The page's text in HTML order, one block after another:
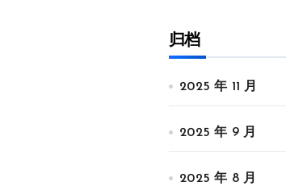
归档
2025 年 11 月
2025 年 9 月
2025 年 8 月